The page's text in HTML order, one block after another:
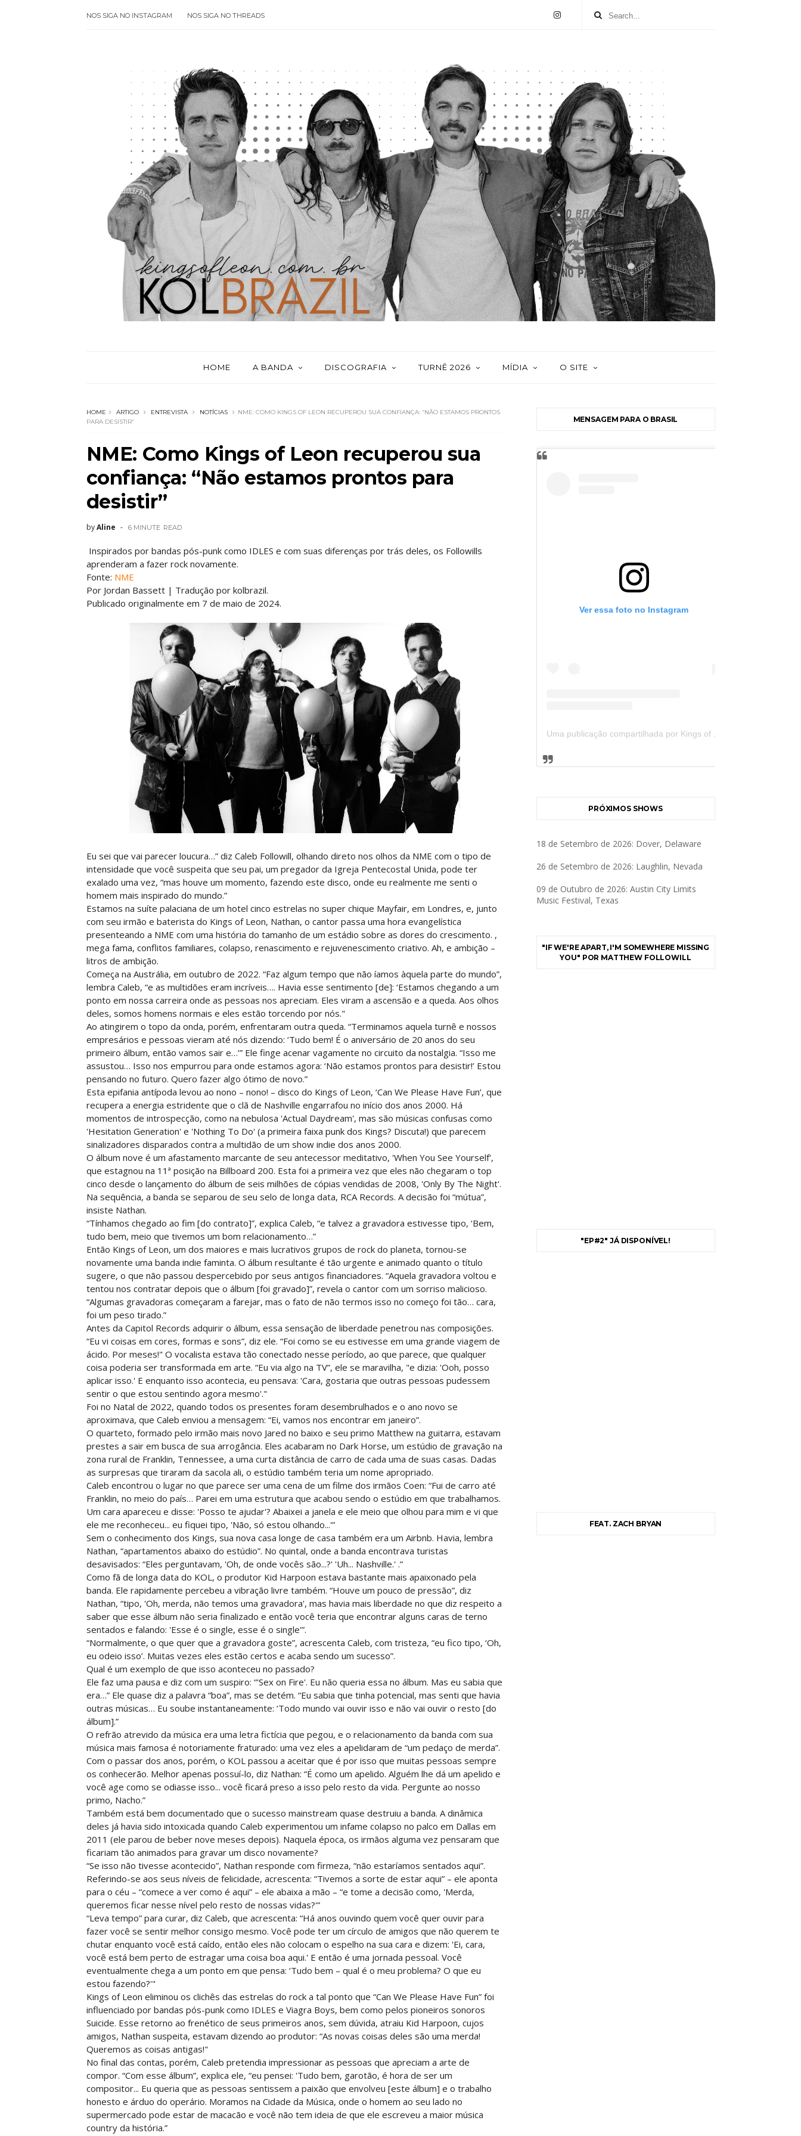
NOS SIGA NO INSTAGRAM NOS SIGA NO THREADS
HOME A BANDA DISCOGRAFIA TURNÊ 2026 MÍDIA O SITE
HOME ARTIGO ENTREVISTA NOTÍCIAS
NME: COMO KINGS OF LEON RECUPEROU SUA CONFIANÇA: “NÃO ESTAMOS PRONTOS
PARA DESISTIR”
NME: Como Kings of Leon recuperou sua
confiança: “Não estamos prontos para
desistir”
byAline 6 MINUTE READ
Inspirados por bandas pós-punk como IDLES e com suas diferenças por trás deles, os Followills
aprenderam a fazer rock novamente.
Fonte: NME
Por Jordan Bassett | Tradução por kolbrazil.
Publicado originalmente em 7 de maio de 2024.
Eu sei que vai parecer loucura…” diz Caleb Followill, olhando direto nos olhos da NME com o tipo de
intensidade que você suspeita que seu pai, um pregador da Igreja Pentecostal Unida, pode ter
exalado uma vez, “mas houve um momento, fazendo este disco, onde eu realmente me senti o
homem mais inspirado do mundo.”
Estamos na suíte palaciana de um hotel cinco estrelas no super chique Mayfair, em Londres, e, junto
com seu irmão e baterista do Kings of Leon, Nathan, o cantor passa uma hora evangelística
presenteando a NME com uma história do tamanho de um estádio sobre as dores do crescimento. ,
mega fama, conflitos familiares, colapso, renascimento e rejuvenescimento criativo. Ah, e ambição –
litros de ambição.
Começa na Austrália, em outubro de 2022. “Faz algum tempo que não íamos àquela parte do mundo”,
lembra Caleb, “e as multidões eram incríveis…. Havia esse sentimento [de]: ‘Estamos chegando a um
ponto em nossa carreira onde as pessoas nos apreciam. Eles viram a ascensão e a queda. Aos olhos
deles, somos homens normais e eles estão torcendo por nós."
Ao atingirem o topo da onda, porém, enfrentaram outra queda. “Terminamos aquela turnê e nossos
empresários e pessoas vieram até nós dizendo: ‘Tudo bem! É o aniversário de 20 anos do seu
primeiro álbum, então vamos sair e…’” Ele finge acenar vagamente no circuito da nostalgia. “Isso me
assustou… Isso nos empurrou para onde estamos agora: ‘Não estamos prontos para desistir!’ Estou
pensando no futuro. Quero fazer algo ótimo de novo.”
Esta epifania antípoda levou ao nono – nono! – disco do Kings of Leon, ‘Can We Please Have Fun’, que
recupera a energia estridente que o clã de Nashville engarrafou no início dos anos 2000. Há
momentos de introspecção, como na nebulosa 'Actual Daydream', mas são músicas confusas como
'Hesitation Generation' e 'Nothing To Do' (a primeira faixa punk dos Kings? Discuta!) que parecem
sinalizadores disparados contra a multidão de um show indie dos anos 2000.
O álbum nove é um afastamento marcante de seu antecessor meditativo, 'When You See Yourself',
que estagnou na 11ª posição na Billboard 200. Esta foi a primeira vez que eles não chegaram o top
cinco desde o lançamento do álbum de seis milhões de cópias vendidas de 2008, 'Only By The Night'.
Na sequência, a banda se separou de seu selo de longa data, RCA Records. A decisão foi “mútua”,
insiste Nathan.
“Tínhamos chegado ao fim [do contrato]”, explica Caleb, “e talvez a gravadora estivesse tipo, ‘Bem,
tudo bem, meio que tivemos um bom relacionamento…”
Então Kings of Leon, um dos maiores e mais lucrativos grupos de rock do planeta, tornou-se
novamente uma banda indie faminta. O álbum resultante é tão urgente e animado quanto o título
sugere, o que não passou despercebido por seus antigos financiadores. “Aquela gravadora voltou e
tentou nos contratar depois que o álbum [foi gravado]”, revela o cantor com um sorriso malicioso.
“Algumas gravadoras começaram a farejar, mas o fato de não termos isso no começo foi tão… cara,
foi um peso tirado.”
Antes da Capitol Records adquirir o álbum, essa sensação de liberdade penetrou nas composições.
“Eu vi coisas em cores, formas e sons”, diz ele. “Foi como se eu estivesse em uma grande viagem de
ácido. Por meses!" O vocalista estava tão conectado nesse período, ao que parece, que qualquer
coisa poderia ser transformada em arte. “Eu via algo na TV”, ele se maravilha, "e dizia: 'Ooh, posso
aplicar isso.' E enquanto isso acontecia, eu pensava: 'Cara, gostaria que outras pessoas pudessem
sentir o que estou sentindo agora mesmo'."
Foi no Natal de 2022, quando todos os presentes foram desembrulhados e o ano novo se
aproximava, que Caleb enviou a mensagem: “Ei, vamos nos encontrar em janeiro”.
O quarteto, formado pelo irmão mais novo Jared no baixo e seu primo Matthew na guitarra, estavam
prestes a sair em busca de sua arrogância. Eles acabaram no Dark Horse, um estúdio de gravação na
zona rural de Franklin, Tennessee, a uma curta distância de carro de cada uma de suas casas. Dadas
as surpresas que tiraram da sacola ali, o estúdio também teria um nome apropriado.
Caleb encontrou o lugar no que parece ser uma cena de um filme dos irmãos Coen: “Fui de carro até
Franklin, no meio do país… Parei em uma estrutura que acabou sendo o estúdio em que trabalhamos.
Um cara apareceu e disse: 'Posso te ajudar'? Abaixei a janela e ele meio que olhou para mim e vi que
ele me reconheceu... eu fiquei tipo, 'Não, só estou olhando...'”
Sem o conhecimento dos Kings, sua nova casa longe de casa também era um Airbnb. Havia, lembra
Nathan, “apartamentos abaixo do estúdio”. No quintal, onde a banda encontrava turistas
desavisados: “Eles perguntavam, 'Oh, de onde vocês são...?' 'Uh... Nashville.' .”
Como fã de longa data do KOL, o produtor Kid Harpoon estava bastante mais apaixonado pela
banda. Ele rapidamente percebeu a vibração livre também. “Houve um pouco de pressão”, diz
Nathan, “tipo, 'Oh, merda, não temos uma gravadora', mas havia mais liberdade no que diz respeito a
saber que esse álbum não seria finalizado e então você teria que encontrar alguns caras de terno
sentados e falando: 'Esse é o single, esse é o single'”.
“Normalmente, o que quer que a gravadora goste”, acrescenta Caleb, com tristeza, “eu fico tipo, ‘Oh,
eu odeio isso’. Muitas vezes eles estão certos e acaba sendo um sucesso”.
Qual é um exemplo de que isso aconteceu no passado?
Ele faz uma pausa e diz com um suspiro: “'Sex on Fire'. Eu não queria essa no álbum. Mas eu sabia que
era…” Ele quase diz a palavra “boa”, mas se detém. “Eu sabia que tinha potencial, mas senti que havia
outras músicas… Eu soube instantaneamente: ‘Todo mundo vai ouvir isso e não vai ouvir o resto [do
álbum].”
O refrão atrevido da música era uma letra fictícia que pegou, e o relacionamento da banda com sua
música mais famosa é notoriamente fraturado: uma vez eles a apelidaram de “um pedaço de merda”.
Com o passar dos anos, porém, o KOL passou a aceitar que é por isso que muitas pessoas sempre
os conhecerão. Melhor apenas possuí-lo, diz Nathan: “É como um apelido. Alguém lhe dá um apelido e
você age como se odiasse isso... você ficará preso a isso pelo resto da vida. Pergunte ao nosso
primo, Nacho.”
Também está bem documentado que o sucesso mainstream quase destruiu a banda. A dinâmica
deles já havia sido intoxicada quando Caleb experimentou um infame colapso no palco em Dallas em
2011 (ele parou de beber nove meses depois). Naquela época, os irmãos alguma vez pensaram que
ficariam tão animados para gravar um disco novamente?
“Se isso não tivesse acontecido”, Nathan responde com firmeza, “não estaríamos sentados aqui”.
Referindo-se aos seus níveis de felicidade, acrescenta: “Tivemos a sorte de estar aqui” – ele aponta
para o céu – “comece a ver como é aqui” – ele abaixa a mão – “e tome a decisão como, 'Merda,
queremos ficar nesse nível pelo resto de nossas vidas?'”
“Leva tempo” para curar, diz Caleb, que acrescenta: “Há anos ouvindo quem você quer ouvir para
fazer você se sentir melhor consigo mesmo. Você pode ter um círculo de amigos que não querem te
chutar enquanto você está caído, então eles não colocam o espelho na sua cara e dizem: 'Ei, cara,
você está bem perto de estragar uma coisa boa aqui.' E então é uma jornada pessoal. Você
eventualmente chega a um ponto em que pensa: ‘Tudo bem – qual é o meu problema? O que eu
estou fazendo?'"
Kings of Leon eliminou os clichês das estrelas do rock a tal ponto que “Can We Please Have Fun” foi
influenciado por bandas pós-punk como IDLES e Viagra Boys, bem como pelos pioneiros sonoros
Suicide. Esse retorno ao frenético de seus primeiros anos, sem dúvida, atraiu Kid Harpoon, cujos
amigos, Nathan suspeita, estavam dizendo ao produtor: “As novas coisas deles são uma merda!
Queremos as coisas antigas!"
No final das contas, porém, Caleb pretendia impressionar as pessoas que apreciam a arte de
compor. “Com esse álbum”, explica ele, “eu pensei: 'Tudo bem, garotão, é hora de ser um
compositor... Eu queria que as pessoas sentissem a paixão que envolveu [este álbum] e o trabalho
honesto e árduo do operário. Moramos na Cidade da Música, onde o homem ao seu lado no
supermercado pode estar de macacão e você não tem ideia de que ele escreveu a maior música
country da história.”
MENSAGEM PARA O BRASIL
Ver essa foto no Instagram
Uma publicação compartilhada por Kings of Leon Brazil (@kolbrazil)
PRÓXIMOS SHOWS
18 de Setembro de 2026: Dover, Delaware
26 de Setembro de 2026: Laughlin, Nevada
09 de Outubro de 2026: Austin City Limits
Music Festival, Texas
"IF WE'RE APART, I'M SOMEWHERE MISSING
YOU" POR MATTHEW FOLLOWILL
"EP#2" JÁ DISPONÍVEL!
FEAT. ZACH BRYAN